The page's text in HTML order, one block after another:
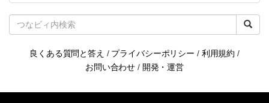
良くある質問と答え / プライバシーポリシー / 利用規約 /
お問い合わせ / 開発・運営